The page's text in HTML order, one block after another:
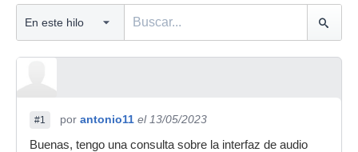
#1 por antonio11 el 13/05/2023
Buenas, tengo una consulta sobre la interfaz de audio